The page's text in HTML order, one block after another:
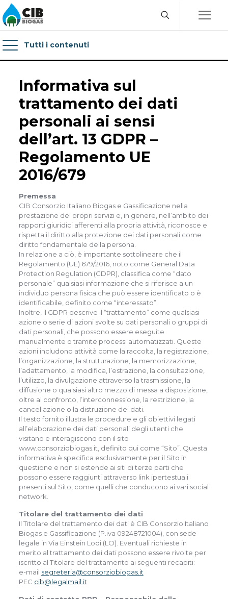
Tutti i contenuti
Informativa sul
trattamento dei dati
personali ai sensi
dell’art. 13 GDPR –
Regolamento UE
2016/679
Premessa
CIB Consorzio Italiano Biogas e Gassificazione nella
prestazione dei propri servizi e, in genere, nell’ambito dei
rapporti giuridici afferenti alla propria attività, riconosce e
rispetta il diritto alla protezione dei dati personali come
diritto fondamentale della persona.
In relazione a ciò, è importante sottolineare che il
Regolamento (UE) 679/2016, noto come General Data
Protection Regulation (GDPR), classifica come “dato
personale” qualsiasi informazione che si riferisce a un
individuo persona fisica che può essere identificato o è
identificabile, definito come “interessato”.
Inoltre, il GDPR descrive il “trattamento” come qualsiasi
azione o serie di azioni svolte su dati personali o gruppi di
dati personali, che possono essere eseguite
manualmente o tramite processi automatizzati. Queste
azioni includono attività come la raccolta, la registrazione,
l’organizzazione, la strutturazione, la memorizzazione,
l’adattamento, la modifica, l’estrazione, la consultazione,
l’utilizzo, la divulgazione attraverso la trasmissione, la
diffusione o qualsiasi altro mezzo di messa a disposizione,
oltre al confronto, l’interconnessione, la restrizione, la
cancellazione o la distruzione dei dati.
Il testo fornito illustra le procedure e gli obiettivi legati
all’elaborazione dei dati personali degli utenti che
visitano e interagiscono con il sito
www.consorziobiogas.it, definito qui come “Sito”. Questa
informativa è specifica esclusivamente per il Sito in
questione e non si estende ai siti di terze parti che
possono essere raggiunti attraverso link ipertestuali
presenti sul Sito, come quelli che conducono ai vari social
network.
Titolare del trattamento dei dati
Il Titolare del trattamento dei dati è CIB Consorzio Italiano
Biogas e Gassificazione (P.iva 09248721004), con sede
legale in Via Einstein Lodi (LO). Eventuali richieste in
merito al trattamento dei dati possono essere rivolte per
iscritto al Titolare del trattamento ai seguenti recapiti:
e-mail segreteria@consorziobiogas.it
PEC cib@legalmail.it